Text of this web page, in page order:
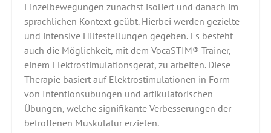
Einzelbewegungen zunächst isoliert und danach im
sprachlichen Kontext geübt. Hierbei werden gezielte
und intensive Hilfestellungen gegeben. Es besteht
auch die Möglichkeit, mit dem VocaSTIM® Trainer,
einem Elektrostimulationsgerät, zu arbeiten. Diese
Therapie basiert auf Elektrostimulationen in Form
von Intentionsübungen und artikulatorischen
Übungen, welche signifikante Verbesserungen der
betroffenen Muskulatur erzielen.